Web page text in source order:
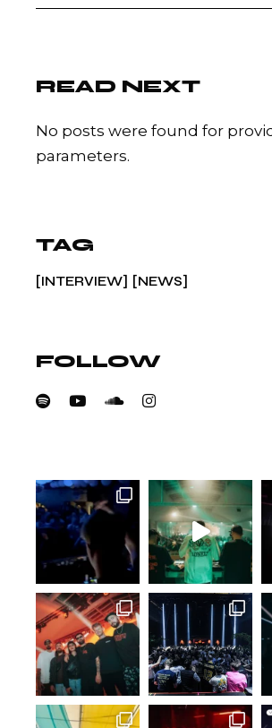
READ NEXT
No posts were found for
parameters.
TAG
INTERVIEW NEWS
FOLLOW